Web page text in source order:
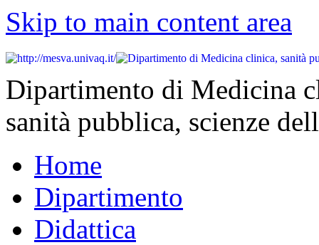
Skip to main content area
Dipartimento di Medicina
sanità pubblica, scienze
Home
Dipartimento
Didattica